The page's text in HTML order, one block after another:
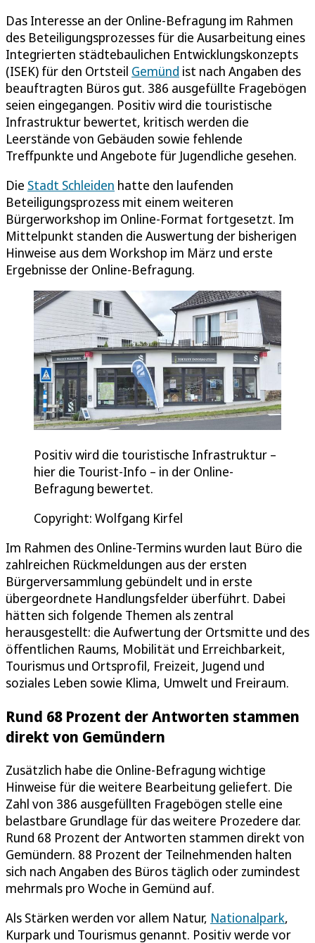
Das Interesse an der Online-Befragung im Rahmen
des Beteiligungsprozesses für die Ausarbeitung eines
Integrierten städtebaulichen Entwicklungskonzepts
(ISEK) für den Ortsteil Gemünd ist nach Angaben des
beauftragten Büros gut. 386 ausgefüllte Fragebögen
seien eingegangen. Positiv wird die touristische
Infrastruktur bewertet, kritisch werden die
Leerstände von Gebäuden sowie fehlende
Treffpunkte und Angebote für Jugendliche gesehen.
Die Stadt Schleiden hatte den laufenden
Beteiligungsprozess mit einem weiteren
Bürgerworkshop im Online-Format fortgesetzt. Im
Mittelpunkt standen die Auswertung der bisherigen
Hinweise aus dem Workshop im März und erste
Ergebnisse der Online-Befragung.
Positiv wird die touristische Infrastruktur –
hier die Tourist-Info – in der Online-
Befragung bewertet.
Copyright: Wolfgang Kirfel
Im Rahmen des Online-Termins wurden laut Büro die
zahlreichen Rückmeldungen aus der ersten
Bürgerversammlung gebündelt und in erste
übergeordnete Handlungsfelder überführt. Dabei
hätten sich folgende Themen als zentral
herausgestellt: die Aufwertung der Ortsmitte und des
öffentlichen Raums, Mobilität und Erreichbarkeit,
Tourismus und Ortsprofil, Freizeit, Jugend und
soziales Leben sowie Klima, Umwelt und Freiraum.
Rund 68 Prozent der Antworten stammen
direkt von Gemündern
Zusätzlich habe die Online-Befragung wichtige
Hinweise für die weitere Bearbeitung geliefert. Die
Zahl von 386 ausgefüllten Fragebögen stelle eine
belastbare Grundlage für das weitere Prozedere dar.
Rund 68 Prozent der Antworten stammen direkt von
Gemündern. 88 Prozent der Teilnehmenden halten
sich nach Angaben des Büros täglich oder zumindest
mehrmals pro Woche in Gemünd auf.
Als Stärken werden vor allem Natur, Nationalpark,
Kurpark und Tourismus genannt. Positiv werde vor